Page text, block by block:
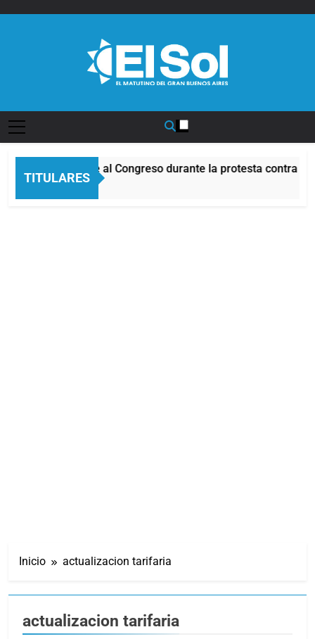
TITULARES
frente al Congreso durante la protesta contra la
Atrás
Inicio actualizacion tarifaria
actualizacion tarifaria